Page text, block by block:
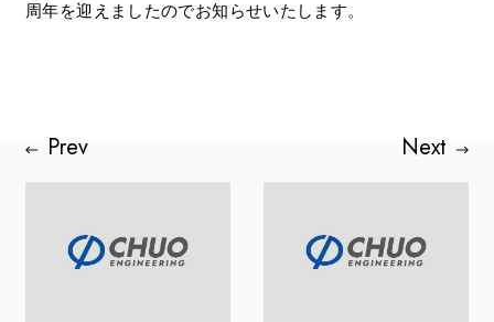
周年を迎えましたのでお知らせいたします。